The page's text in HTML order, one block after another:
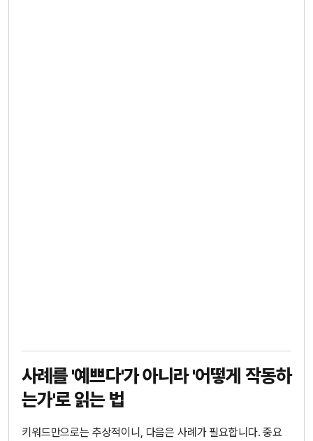
사례를 '예쁘다'가 아니라 '어떻게 작동하
는가'로 읽는 법
키워드만으로는 추상적이니, 다음은 사례가 필요합니다. 중요